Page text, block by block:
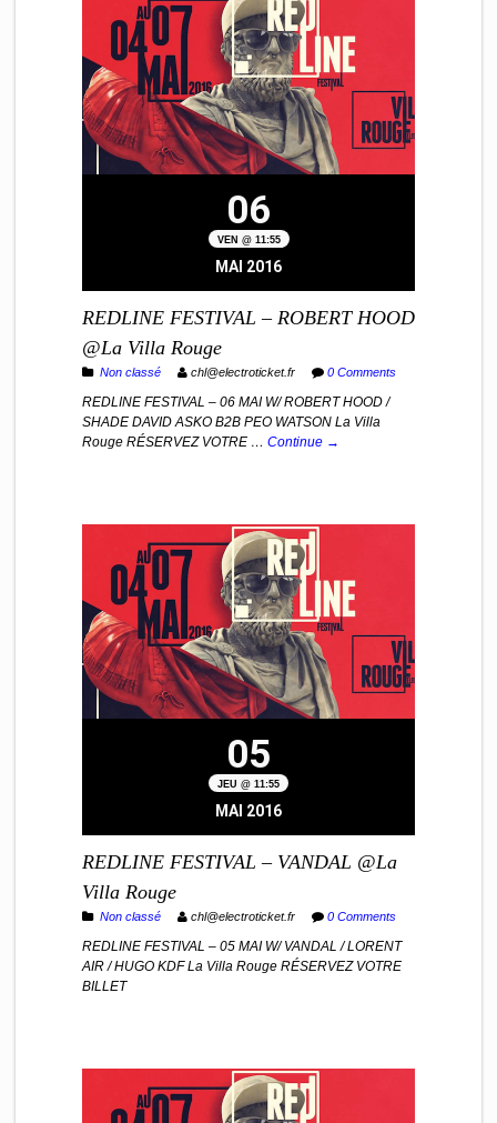
06
VEN @ 11:55
MAI 2016
REDLINE FESTIVAL – ROBERT HOOD
@La Villa Rouge
Non classé chl@electroticket.fr 0 Comments
REDLINE FESTIVAL – 06 MAI W/ ROBERT HOOD /
SHADE DAVID ASKO B2B PEO WATSON La Villa
Rouge RÉSERVEZ VOTRE … Continue →
05
JEU @ 11:55
MAI 2016
REDLINE FESTIVAL – VANDAL @La
Villa Rouge
Non classé chl@electroticket.fr 0 Comments
REDLINE FESTIVAL – 05 MAI W/ VANDAL / LORENT
AIR / HUGO KDF La Villa Rouge RÉSERVEZ VOTRE
BILLET